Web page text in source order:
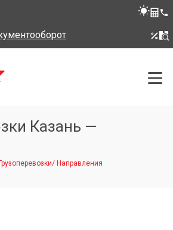
Казань —
Грузоперевозки/ Направления